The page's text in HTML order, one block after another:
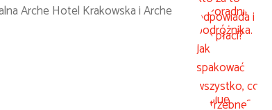
Arche Hotel Krakowska i Arche